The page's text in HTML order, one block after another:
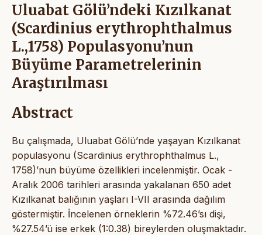
Uluabat Gölü’ndeki Kızılkanat
(Scardinius erythrophthalmus
L.,1758) Populasyonu’nun
Büyüme Parametrelerinin
Araştırılması
Abstract
Bu çalışmada, Uluabat Gölü’nde yaşayan Kızılkanat
populasyonu (Scardinius erythrophthalmus L.,
1758)’nun büyüme özellikleri incelenmiştir. Ocak -
Aralık 2006 tarihleri arasında yakalanan 650 adet
Kızılkanat balığının yaşları I-VII arasında dağılım
göstermiştir. İncelenen örneklerin %72.46’sı dişi,
%27.54’ü ise erkek (1:0.38) bireylerden oluşmaktadır.